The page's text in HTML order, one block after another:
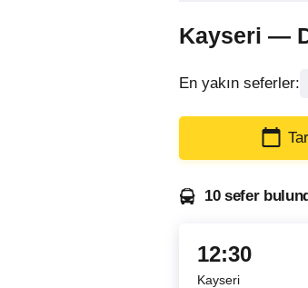
Kayseri —
En yakın seferler:
10 sefer
12:30
Kayseri